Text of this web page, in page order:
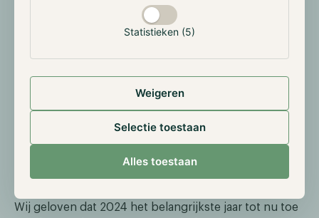
Statistieken (5)
Weigeren
Selectie toestaan
Alles toestaan
verloren terrein terugwonnen. Vooruitkijkend
verwachten we dat Bitcoin in de eerste helft van 2024
zullen herwinnen en beter zullen presteren dan
Bitcoin. Deze verschuiving zal in het voordeel zijn van
de Actively Managed strategie, omdat deze haar
holdings over deze assets diversifieert.
Vooruitzicht 2024
Wij geloven dat 2024 het belangrijkste jaar tot nu toe